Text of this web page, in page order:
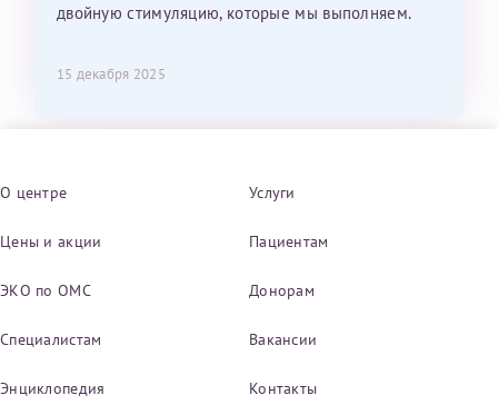
двойную стимуляцию, которые мы выполняем.
15 декабря 2025
О центре Услуги
Цены и акции Пациентам
ЭКО по ОМС Донорам
Специалистам Вакансии
Энциклопедия Контакты